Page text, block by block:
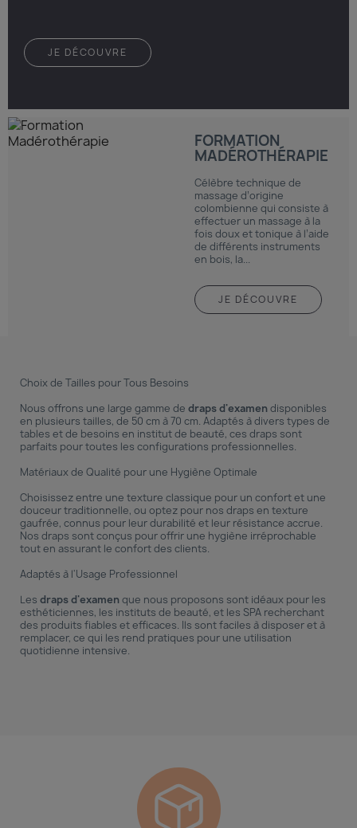
JE DÉCOUVRE
FORMATION
MADÉROTHÉRAPIE
Célèbre technique de
massage d’origine
colombienne qui consiste à
effectuer un massage à la
fois doux et tonique à l’aide
de différents instruments
en bois, la...
JE DÉCOUVRE
Choix de Tailles pour Tous Besoins
Nous offrons une large gamme de draps d'examendisponibles
en plusieurs tailles, de 50 cm à 70 cm. Adaptés à divers types de
tables et de besoins en institut de beauté, ces draps sont
parfaits pour toutes les configurations professionnelles.
Matériaux de Qualité pour une Hygiène Optimale
Choisissez entre une texture classique pour un confort et une
douceur traditionnelle, ou optez pour nos draps en texture
gaufrée, connus pour leur durabilité et leur résistance accrue.
Nos draps sont conçus pour offrir une hygiène irréprochable
tout en assurant le confort des clients.
Adaptés à l'Usage Professionnel
Les draps d'examenque nous proposons sont idéaux pour les
esthéticiennes, les instituts de beauté, et les SPA recherchant
des produits fiables et efficaces. Ils sont faciles à disposer et à
remplacer, ce qui les rend pratiques pour une utilisation
quotidienne intensive.